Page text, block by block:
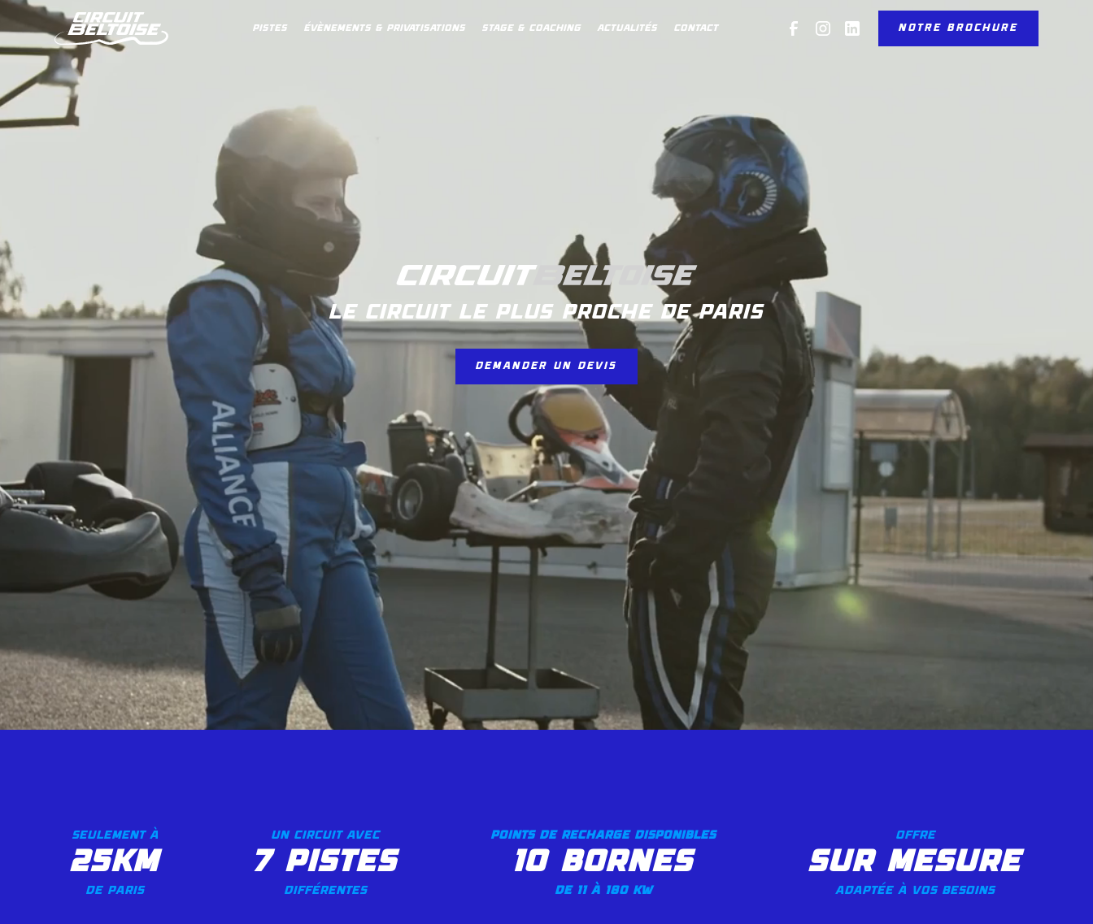
pistes évènements & privatisations stage & coaching actualitéS Contact NOTRE BROCHURE
Le circuit le plus proche de Paris
DEMANDER UN DEVIS
seulement à
25km
de Paris
un circuit avec
7 pistes
différentes
points de recharge disponibles
10 bornes
de 11 à 180 KW
offre
sur mesure
adaptée à vos besoins